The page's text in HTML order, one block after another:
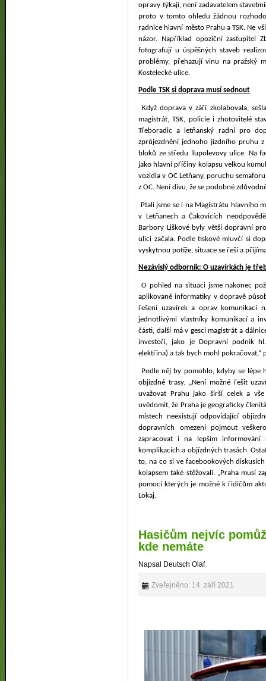
opravy týkají, není zadavatelem
proto v tomto ohledu žádnou
radnice hlavní město Prahu a TSK. Ne
názor. Například opoziční zastupitel
fotografují u úspěšných staveb
problémy, přehazují vinu na pražský
Kostelecké ulice.
Podle TSK si doprava musí sednout
Když doprava v září zkolabovala,
magistrát, TSK, policie i zhotovitelé
Třeboradic a letňanský radní pro
zprůjezdnění jednoho jízdního pruhu
bloků ze středu Tupolevovy ulice. Na
jako hlavní příčiny kolapsu velkou
vozidla v OC Letňany, poruchu
z OC. Není divu, že se podobné
Ptali jsme se i na Magistrátu hlavního
v Letňanech a Čakovicích
Barbory Liškové byly větší dopravní
ulici začala. Podle tiskové mluvčí si
vyskytnou potíže, situace se řeší a
Nezávislý odborník: O uzavírkách je
O pohled na situaci jsme nakonec
aplikované informatiky v dopravě
řešení uzavírek a oprav komunikací
jednotlivými vlastníky komunikací a
části, další má v gesci magistrát a
investoři, jako je Dopravní podnik
elektřina) a tak bych mohl pokračovat,“
Podle něj by pomohlo, kdyby se
objízdné trasy. „Není možné řešit
uvažovat Prahu jako širší celek a
uvědomit, že Praha je geograficky
místech neexistují odpovídající
dopravních omezení pojmout
zapracovat i na lepším
komplikacích a objízdných trasách.
to, na co si ve facebookových
kolapsem také stěžovali. „Praha musí
pomocí kterých je možné k řidičům
Lokaj.
Hasičům nejvíc
kde nemáte
Napsal Deutsch Olaf
Zveřejněno: 14. září 2021